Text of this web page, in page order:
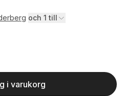
och 1 till
röster:
i varukorg